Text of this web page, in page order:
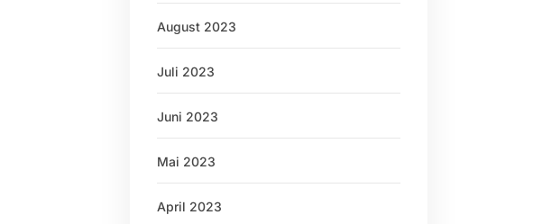
August 2023
Juli 2023
Juni 2023
Mai 2023
April 2023